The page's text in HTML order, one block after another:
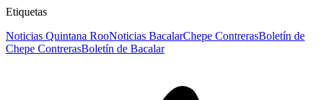
Etiquetas
Noticias Quintana RooNoticias BacalarChepe ContrerasBoletín de
Chepe ContrerasBoletín de Bacalar